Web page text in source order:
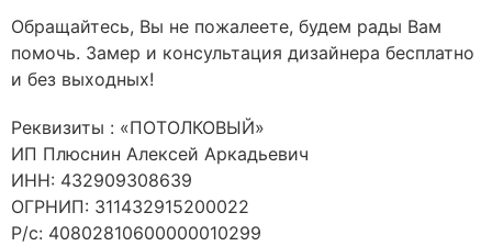
Обращайтесь, Вы не пожалеете, будем рады Вам
помочь. Замер и консультация дизайнера бесплатно
и без выходных!
Реквизиты : «ПОТОЛКОВЫЙ»
ИП Плюснин Алексей Аркадьевич
ИНН: 432909308639
ОГРНИП: 311432915200022
Р/с: 40802810600000010299